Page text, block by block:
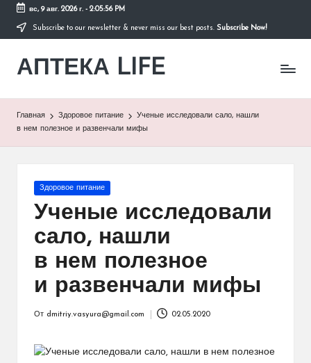
Перейти
содержимому
вс, 9 авг. 2026 г.- 2:05:56 PM
Subscribe to our newsletter & never miss our best posts. Subscribe Now!
АПТЕКА LIFE
сайт
Главная Здоровое питание
Ученые исследовали сало, нашли
в нем полезное и развенчали мифы
Опубликовано
Здоровое питание
Ученые исследовали
сало, нашли
в нем полезное
и развенчали мифы
От dmitriy.vasyura@gmail.com 02.05.2020